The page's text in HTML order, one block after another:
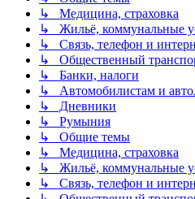
↳ Медицина, страховка
↳ Жильё, коммунальные
↳ Связь, телефон и
↳ Общественный
↳ Банки, налоги
↳ Автомобилистам и
↳ Дневники
↳ Румыния
↳ Общие темы
↳ Медицина, страховка
↳ Жильё, коммунальные
↳ Связь, телефон и